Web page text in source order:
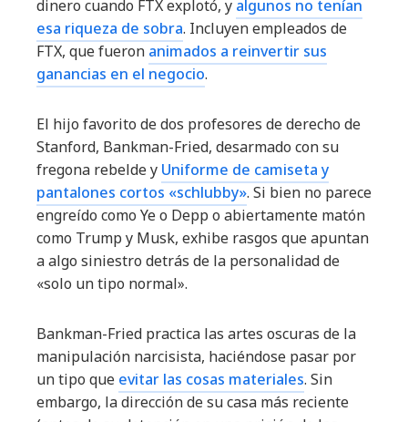
dinero cuando FTX explotó, y algunos no tenían
esa riqueza de sobra. Incluyen empleados de
FTX, que fueron animados a reinvertir sus
ganancias en el negocio.
El hijo favorito de dos profesores de derecho de
Stanford, Bankman-Fried, desarmado con su
fregona rebelde y Uniforme de camiseta y
pantalones cortos «schlubby». Si bien no parece
engreído como Ye o Depp o abiertamente matón
como Trump y Musk, exhibe rasgos que apuntan
a algo siniestro detrás de la personalidad de
«solo un tipo normal».
Bankman-Fried practica las artes oscuras de la
manipulación narcisista, haciéndose pasar por
un tipo que evitar las cosas materiales. Sin
embargo, la dirección de su casa más reciente